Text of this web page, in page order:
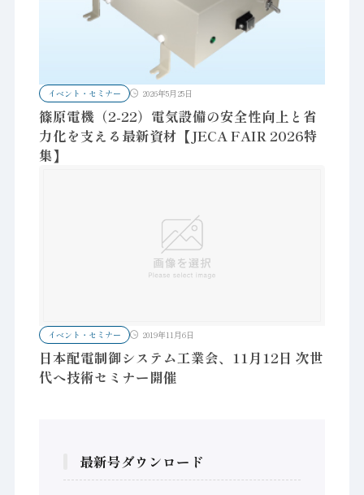
イベント・セミナー 2026年5月25日
篠原電機（2-22）電気設備の安全性向上と省
力化を支える最新資材【JECA FAIR 2026特
集】
イベント・セミナー 2019年11月6日
日本配電制御システム工業会、11月12日 次世
代へ技術セミナー開催
最新号ダウンロード